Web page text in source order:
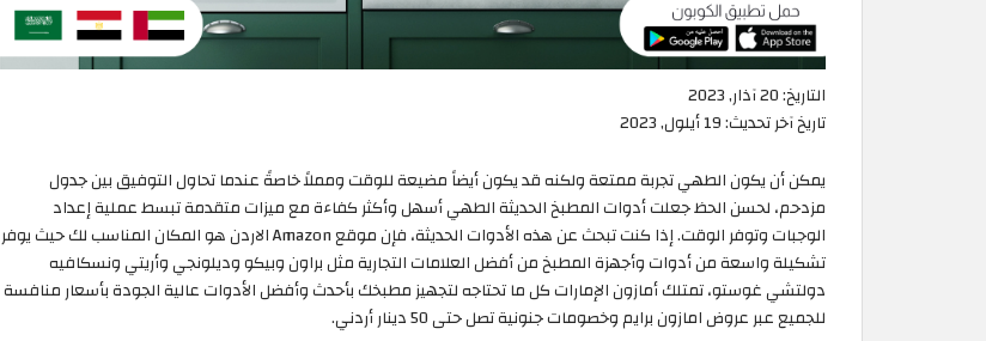
التاريخ:20 آذار, 2023
تاريخ آخر تحديث:19 أيلول, 2023
يمكن أن يكون الطهي تجربة ممتعة ولكنه قد يكون أيضاً مضيعة للوقت ومملاً خاصةً عندما تحاول التوفيق بين جدول
مزدحم، لحسن الحظ جعلت أدوات المطبخ الحديثة الطهي أسهل وأكثر كفاءة مع ميزات متقدمة تبسط عملية إعداد
الوجبات وتوفر الوقت. إذا كنت تبحث عن هذه الأدوات الحديثة، فإن موقع Amazon الاردن هو المكان المناسب لك حيث يوفر
تشكيلة واسعة من أدوات وأجهزة المطبخ من أفضل العلامات التجارية مثل براون وبيكو وديلونجي وأريتي ونسكافيه
دولتشي غوستو، تمتلك أمازون الإمارات كل ما تحتاجه لتجهيز مطبخك بأحدث وأفضل الأدوات عالية الجودة بأسعار منافسة
للجميع عبر عروض امازون برايم وخصومات جنونية تصل حتى 50 دينار أردني.